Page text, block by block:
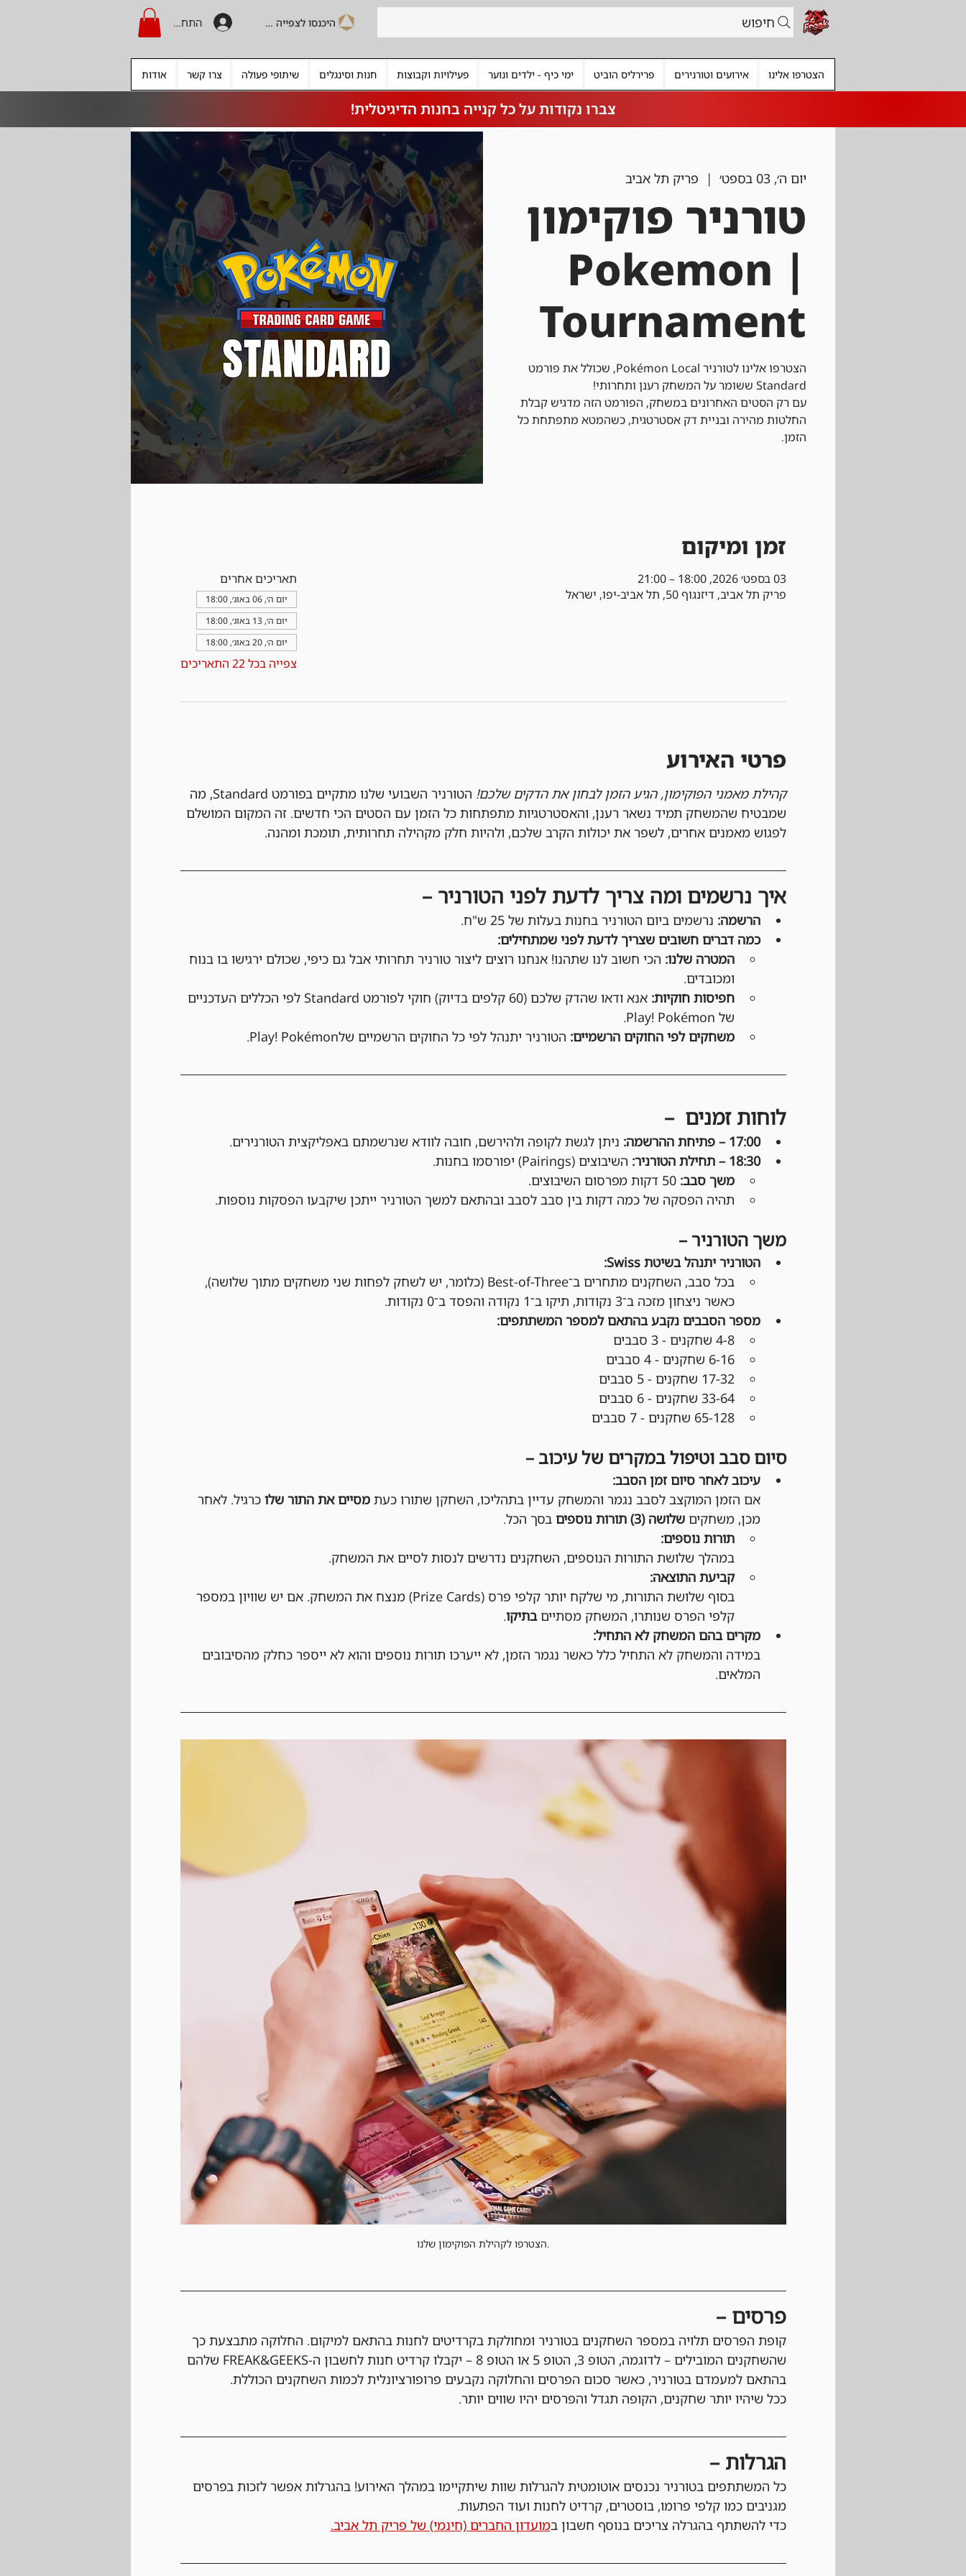
התחברות היכנסו לצפייה בקרדיט חיפוש
הצטרפו אלינו אירועים וטורנירים פרירליס הוביט ימי כיף - ילדים ונוער פעילויות וקבוצות חנות וסינגלים שיתופי פעולה צרו קשר אודות
צברו נקודות על כל קנייה בחנות הדיגיטלית!
יום ה׳, 03 בספט׳
  |
פריק תל אביב
טורניר פוקימון
| Pokemon
Tournament
הצטרפו אלינו לטורניר Pokémon Local, שכולל את פורמט
עם רק הסטים האחרונים במשחק, הפורמט הזה מדגיש קבלת
החלטות מהירה ובניית דק אסטרטגית, כשהמטא מתפתחת כל
הזמן.
זמן ומיקום
03 בספט׳ 2026, 18:00 – 21:00
פריק תל אביב, דיזנגוף 50, תל אביב-יפו, ישראל
תאריכים אחרים
יום ה׳, 06 באוג׳, 18:00
יום ה׳, 13 באוג׳, 18:00
יום ה׳, 20 באוג׳, 18:00
צפייה בכל 22 התאריכים
פרטי האירוע
קהילת מאמני הפוקימון, הגיע הזמן לבחון את הדקים שלכם!
הטורניר השבועי שלנו מתקיים בפורמט Standard, מה
שמבטיח שהמשחק תמיד נשאר רענן, והאסטרטגיות מתפתחות כל הזמן עם הסטים הכי חדשים. זה המקום המושלם
לפגוש מאמנים אחרים, לשפר את יכולות הקרב שלכם, ולהיות חלק מקהילה תחרותית, תומכת ומהנה.
איך נרשמים ומה צריך לדעת לפני הטורניר –
הרשמה: נרשמים ביום הטורניר בחנות בעלות של 25 ש"ח.
כמה דברים חשובים שצריך לדעת לפני שמתחילים:
המטרה שלנו: הכי חשוב לנו שתהנו! אנחנו רוצים ליצור טורניר תחרותי אבל גם כיפי, שכולם ירגישו בו בנוח
ומכובדים.
חפיסות חוקיות:
אנא ודאו שהדק שלכם (60 קלפים בדיוק) חוקי לפורמט Standard לפי הכללים העדכניים
של Play! Pokémon.
משחקים לפי החוקים הרשמיים: הטורניר יתנהל לפי כל החוקים הרשמיים שלPlay! Pokémon.
לוחות זמנים  –
17:00 – פתיחת ההרשמה:
ניתן לגשת לקופה ולהירשם, חובה לוודא שנרשמתם באפליקצית הטורנירים.
18:30 – תחילת הטורניר:
השיבוצים (Pairings) יפורסמו בחנות.
משך סבב: 50 דקות מפרסום השיבוצים.
תהיה הפסקה של כמה דקות בין סבב לסבב ובהתאם למשך הטורניר ייתכן שיקבעו הפסקות נוספות.
משך הטורניר –
הטורניר יתנהל בשיטת Swiss:
בכל סבב, השחקנים מתחרים ב־Best-of-Three (כלומר, יש לשחק לפחות שני משחקים מתוך שלושה),
כאשר ניצחון מזכה ב־3 נקודות, תיקו ב־1 נקודה והפסד ב־0 נקודות.
מספר הסבבים נקבע בהתאם למספר המשתתפים:
4-8 שחקנים - 3 סבבים
6-16 שחקנים - 4 סבבים
17-32 שחקנים - 5 סבבים
33-64 שחקנים - 6 סבבים
65-128 שחקנים - 7 סבבים
סיום סבב וטיפול במקרים של עיכוב –
עיכוב לאחר סיום זמן הסבב:
אם הזמן המוקצב לסבב נגמר והמשחק עדיין בתהליכו, השחקן שתורו כעת מסיים את התור שלו כרגיל. לאחר
מכן, משחקים שלושה (3) תורות נוספים
בסך הכל.
תורות נוספים:
במהלך שלושת התורות הנוספים, השחקנים נדרשים לנסות לסיים את המשחק.
קביעת התוצאה:
בסוף שלושת התורות, מי שלקח יותר קלפי פרס (Prize Cards) מנצח את המשחק. אם יש שוויון במספר
קלפי הפרס שנותרו, המשחק מסתיים בתיקו.
מקרים בהם המשחק לא התחיל:
במידה והמשחק לא התחיל כלל כאשר נגמר הזמן, לא ייערכו תורות נוספים והוא לא ייספר כחלק מהסיבובים
המלאים.
הצטרפו לקהילת הפוקימון שלנו.
פרסים –
קופת הפרסים תלויה במספר השחקנים בטורניר ומחולקת בקרדיטים לחנות בהתאם למיקום. החלוקה מתבצעת כך
שהשחקנים המובילים – לדוגמה, הטופ 3, הטופ 5 או הטופ 8 – יקבלו קרדיט חנות לחשבון ה-FREAK&GEEKS שלהם
בהתאם למעמדם בטורניר, כאשר סכום הפרסים והחלוקה נקבעים פרופורציונלית לכמות השחקנים הכוללת.
ככל שיהיו יותר שחקנים, הקופה תגדל והפרסים יהיו שווים יותר.
הגרלות –
כל המשתתפים בטורניר נכנסים אוטומטית להגרלות שוות שיתקיימו במהלך האירוע! בהגרלות אפשר לזכות בפרסים
מגניבים כמו קלפי פרומו, בוסטרים, קרדיט לחנות ועוד הפתעות.
כדי להשתתף בהגרלה צריכים בנוסף חשבון במועדון החברים (חינמי) של פריק תל אביב.